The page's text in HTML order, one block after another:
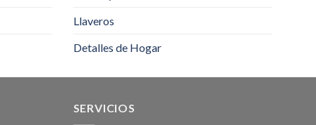
Llaveros
Detalles de Hogar
SERVICIOS